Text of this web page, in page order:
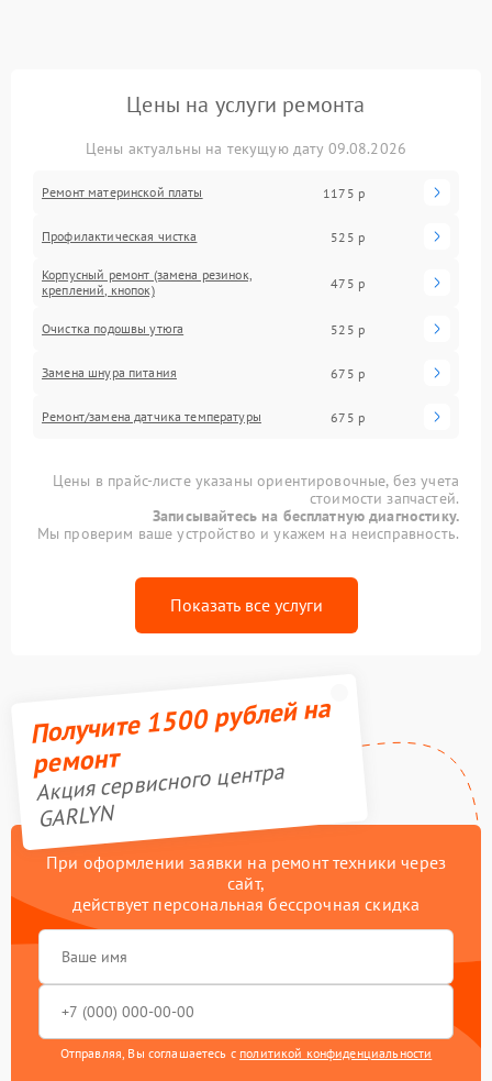
Цены на услуги ремонта
Цены актуальны на текущую дату 09.08.2026
Ремонт материнской платы 1175 р
Профилактическая чистка 525 р
Корпусный ремонт (замена резинок,
креплений, кнопок)
475 р
Очистка подошвы утюга 525 р
Замена шнура питания 675 р
Ремонт/замена датчика температуры 675 р
Цены в прайс-листе указаны ориентировочные, без учета
стоимости запчастей.
Записывайтесь на бесплатную диагностику.
Мы проверим ваше устройство и укажем на неисправность.
Показать все услуги
Получите 1500 рублей на
ремонт
Акция сервисного центра
GARLYN
При оформлении заявки на ремонт техники через
сайт,
действует персональная бессрочная скидка
Отправляя, Вы соглашаетесь с политикой конфиденциальности